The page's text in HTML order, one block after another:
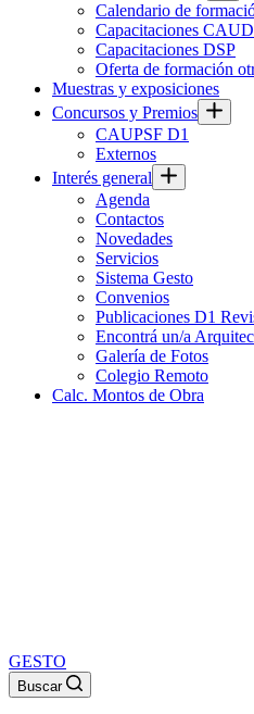
Calendario de
Capacitaciones
Capacitaciones DSP
Oferta de formación
Muestras y exposiciones
Concursos y Premios
CAUPSF D1
Externos
Interés general
Agenda
Contactos
Novedades
Servicios
Sistema Gesto
Convenios
Publicaciones D1
Encontrá un/a
Galería de Fotos
Colegio Remoto
Calc. Montos de Obra
GESTO
Buscar